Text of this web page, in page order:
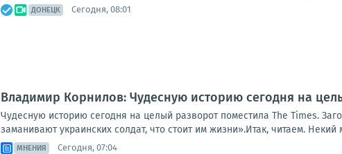
ДОНЕЦК Сегодня, 08:01
Владимир Корнилов: Чудесную историю сегодня на
Чудесную историю сегодня на целый разворот поместила The Times.
заманивают украинских солдат, что стоит им жизни».Итак, читаем.
МНЕНИЯ Сегодня, 07:04